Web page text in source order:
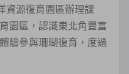
資源復育園區辦理課
園區，認識東北角豐富
驗參與珊瑚復育，度過